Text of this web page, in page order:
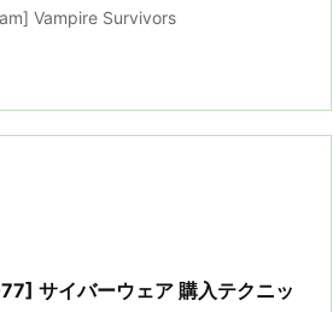
Vampire Survivors
サイバーウェア 購入テクニッ